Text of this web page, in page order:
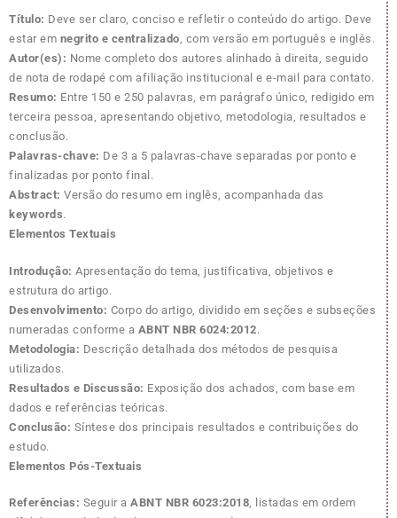
Título: Deve ser claro, conciso e refletir o conteúdo do artigo. Deve
estar em negrito e centralizado, com versão em português e inglês.
Autor(es): Nome completo dos autores alinhado à direita, seguido
de nota de rodapé com afiliação institucional e e-mail para contato.
Resumo: Entre 150 e 250 palavras, em parágrafo único, redigido em
terceira pessoa, apresentando objetivo, metodologia, resultados e
conclusão.
Palavras-chave: De 3 a 5 palavras-chave separadas por ponto e
finalizadas por ponto final.
Abstract: Versão do resumo em inglês, acompanhada das
keywords.
Elementos Textuais
Introdução: Apresentação do tema, justificativa, objetivos e
estrutura do artigo.
Desenvolvimento: Corpo do artigo, dividido em seções e subseções
numeradas conforme a ABNT NBR 6024:2012.
Metodologia: Descrição detalhada dos métodos de pesquisa
utilizados.
Resultados e Discussão: Exposição dos achados, com base em
dados e referências teóricas.
Conclusão: Síntese dos principais resultados e contribuições do
estudo.
Elementos Pós-Textuais
Referências: Seguir a ABNT NBR 6023:2018, listadas em ordem